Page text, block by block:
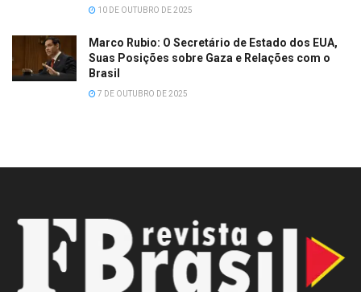
10 DE OUTUBRO DE 2025
Marco Rubio: O Secretário de Estado dos EUA,
Suas Posições sobre Gaza e Relações com o
Brasil
7 DE OUTUBRO DE 2025